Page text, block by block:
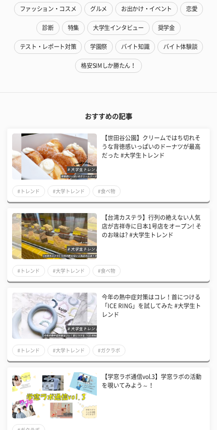
ファッション・コスメ グルメ お出かけ・イベント 恋愛
診断 特集 大学生インタビュー 奨学金
テスト・レポート対策 学園祭 バイト知識 バイト体験談
格安SIMしか勝たん！
おすすめの記事
【世田谷公園】クリームではち切れそ
うな背徳感いっぱいのドーナツが最高
だった #大学生トレンド
#トレンド #大学トレンド #食べ物
【台湾カステラ】行列の絶えない人気
店が吉祥寺に日本1号店をオープン! そ
のお味は? #大学生トレンド
#トレンド #大学トレンド #食べ物
今年の熱中症対策はコレ！首につける
「ICE RING」を試してみた #大学生ト
レンド
#トレンド #大学トレンド #ガクラボ
【学窓ラボ通信vol.3】学窓ラボの活動
を覗いてみよう～！